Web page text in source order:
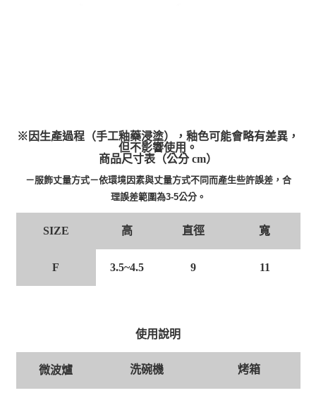
※因生產過程（手工釉藥浸塗），釉色可能會略有差異，
但不影響使用。
商品尺寸表（公分 cm）
－服飾丈量方式－依環境因素與丈量方式不同而產生些許誤差，合
理誤差範圍為3-5公分。
SIZE 高 直徑 寬
F 3.5~4.5 9 11
使用說明
微波爐 洗碗機 烤箱